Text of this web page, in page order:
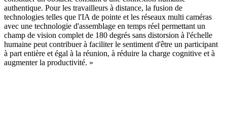
authentique. Pour les travailleurs à distance, la fusion de
technologies telles que l'IA de pointe et les réseaux multi caméras
avec une technologie d'assemblage en temps réel permettant un
champ de vision complet de 180 degrés sans distorsion à l'échelle
humaine peut contribuer à faciliter le sentiment d'être un participant
à part entière et égal à la réunion, à réduire la charge cognitive et à
augmenter la productivité. »